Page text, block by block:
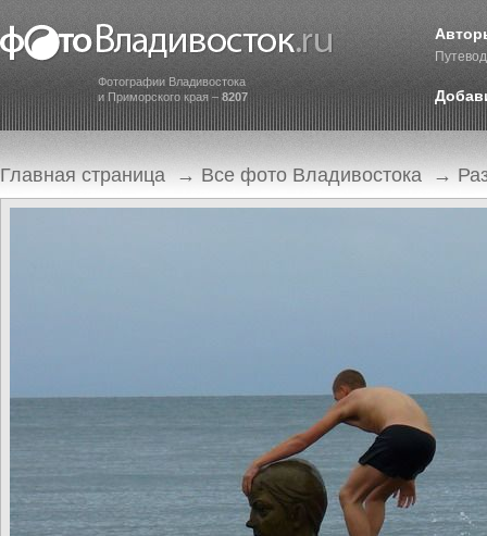
Фотографии Владивостока
и Приморского края – 8207
Главная страница → Все фото Владивостока →